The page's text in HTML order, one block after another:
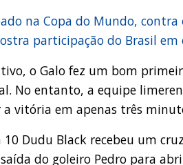
na Copa do Mundo, contra
participação do Brasil em
o Galo fez um bom
No entanto, a equipe
vitória em apenas três
Dudu Black recebeu um
do goleiro Pedro para